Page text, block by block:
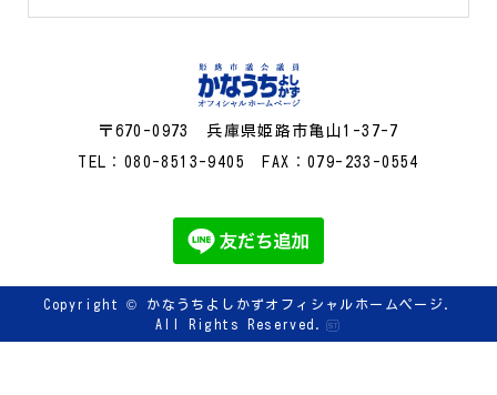
〒670-0973 兵庫県姫路市亀山1-37-7
TEL：080-8513-9405 FAX：079-233-0554
Copyright ©
かなうちよしかずオフィシャルホームページ.
All Rights Reserved.